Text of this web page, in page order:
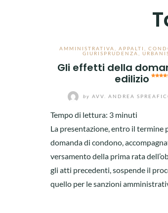
AMMINISTRATIVA ,APPALTI ,
GIURISPRUDENZA
Gli effetti della
edilizio
by AVV. ANDREA
Tempo di lettura: 3 minuti
La presentazione, entro il termine
domanda di condono,
versamento della prima rata
gli atti precedenti, sospende il
quello per le sanzioni